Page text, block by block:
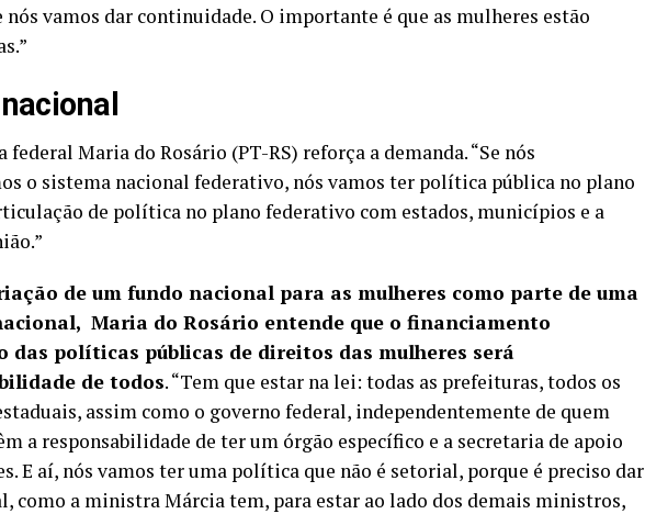
nós vamos dar continuidade. O importante é que as mulheres estão
federal Maria do Rosário (PT-RS) reforça a demanda. “Se nós
o sistema nacional federativo, nós vamos ter política pública no plano
de política no plano federativo com estados, municípios e a
de um fundo nacional para as mulheres como parte de uma
Maria do Rosário entende que o financiamento
das políticas públicas de direitos das mulheres será
de todos. “Tem que estar na lei: todas as prefeituras, todos os
assim como o governo federal, independentemente de quem
a responsabilidade de ter um órgão específico e a secretaria de apoio
E aí, nós vamos ter uma política que não é setorial, porque é preciso dar
como a ministra Márcia tem, para estar ao lado dos demais ministros,